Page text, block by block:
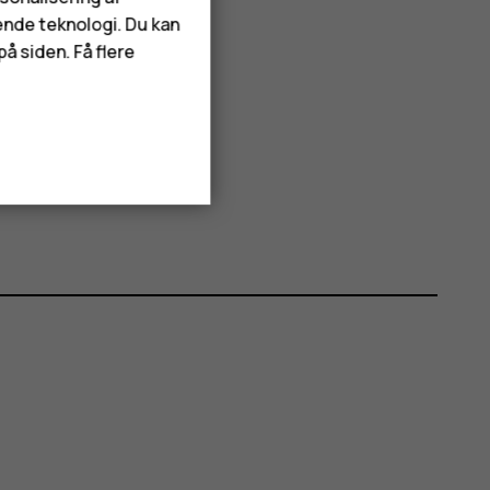
teknologi. Du kan
siden. Få flere